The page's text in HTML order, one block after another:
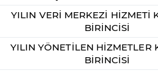
YILIN VERİ MERKEZİ HİZMETİ
BİRİNCİSİ
YILIN YÖNETİLEN HİZMETLER
BİRİNCİSİ